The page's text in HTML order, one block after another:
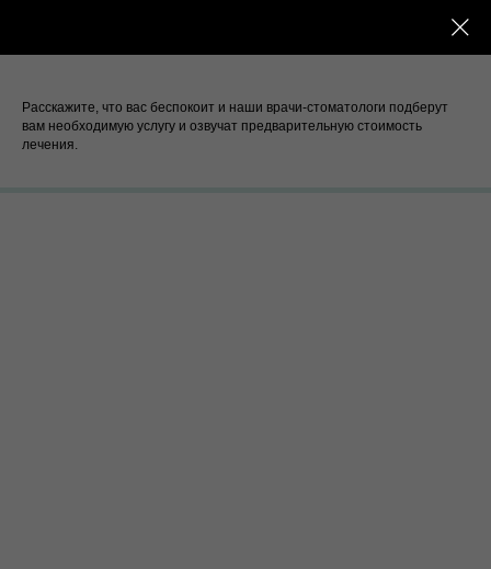
Расскажите, что вас беспокоит и наши врачи-стоматологи подберут
вам необходимую услугу и озвучат предварительную стоимость
лечения.